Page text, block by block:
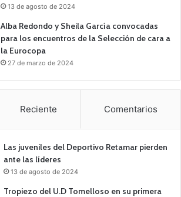
13 de agosto de 2024
Alba Redondo y Sheila García convocadas
para los encuentros de la Selección de cara a
la Eurocopa
27 de marzo de 2024
Reciente Comentarios
Las juveniles del Deportivo Retamar pierden
ante las líderes
13 de agosto de 2024
Tropiezo del U.D Tomelloso en su primera